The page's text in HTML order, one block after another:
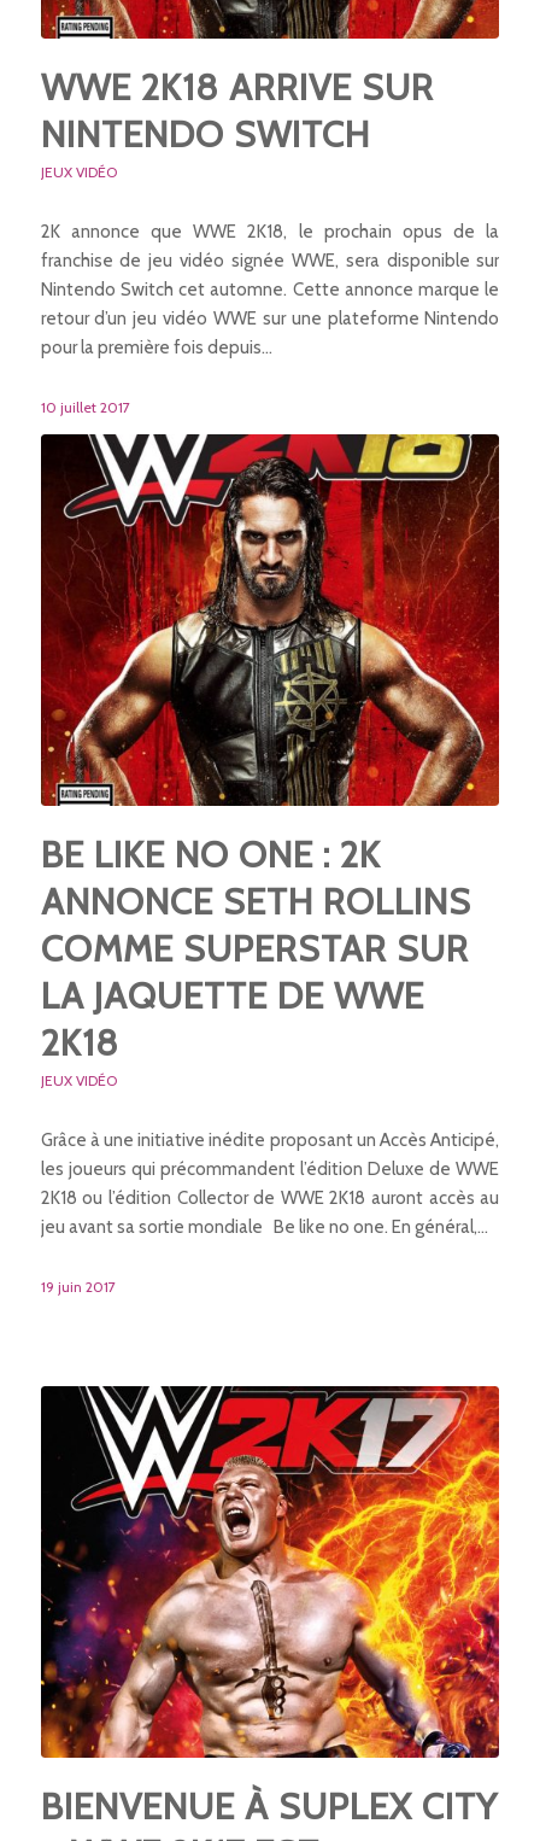
WWE 2K18 ARRIVE SUR
NINTENDO SWITCH
JEUX VIDÉO
2K annonce que WWE 2K18, le prochain opus de la
franchise de jeu vidéo signée WWE, sera disponible sur
Nintendo Switch cet automne. Cette annonce marque le
retour d’un jeu vidéo WWE sur une plateforme Nintendo
pour la première fois depuis…
10 juillet 2017
BE LIKE NO ONE : 2K
ANNONCE SETH ROLLINS
COMME SUPERSTAR SUR
LA JAQUETTE DE WWE
2K18
JEUX VIDÉO
Grâce à une initiative inédite proposant un Accès Anticipé,
les joueurs qui précommandent l’édition Deluxe de WWE
2K18 ou l’édition Collector de WWE 2K18 auront accès au
jeu avant sa sortie mondiale Be like no one. En général,…
19 juin 2017
BIENVENUE À SUPLEX CITY